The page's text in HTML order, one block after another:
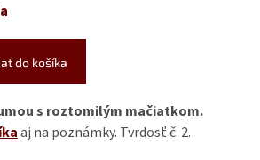
do košíka
s roztomilým mačiatkom.
aj na poznámky. Tvrdosť č. 2.